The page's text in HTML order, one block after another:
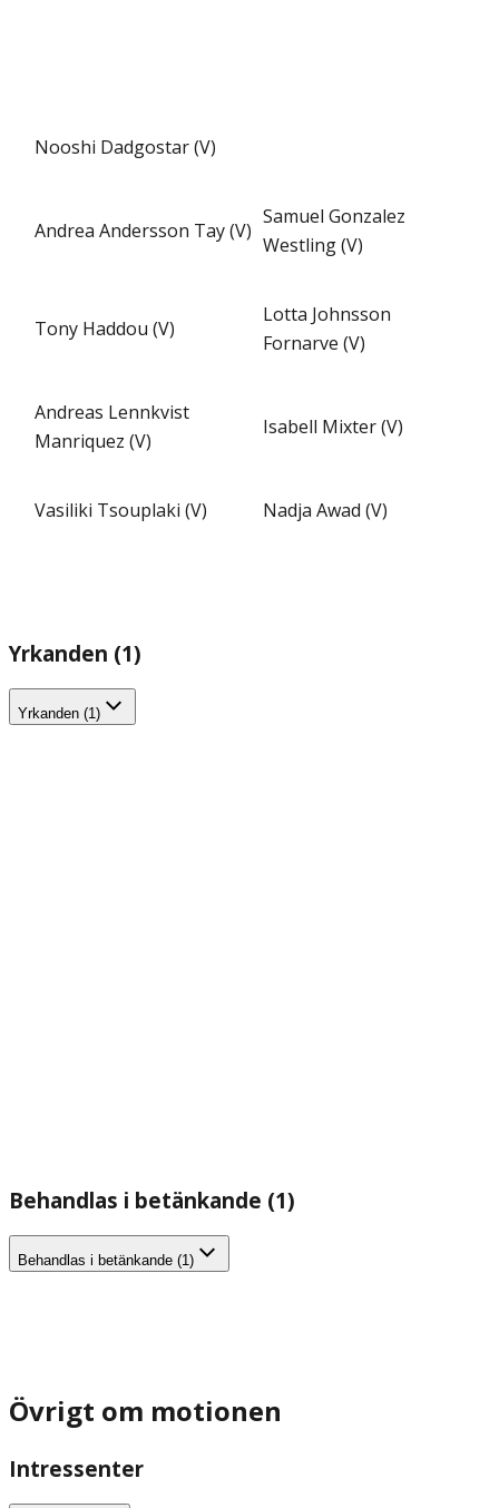
Nooshi Dadgostar (V)
Andrea Andersson Tay (V)
Samuel Gonzalez
Westling (V)
Tony Haddou (V)
Lotta Johnsson
Fornarve (V)
Andreas Lennkvist
Manriquez (V)
Isabell Mixter (V)
Vasiliki Tsouplaki (V) Nadja Awad (V)
Yrkanden (1)
Yrkanden (1)
Behandlas i betänkande (1)
Behandlas i betänkande (1)
Övrigt om motionen
Intressenter